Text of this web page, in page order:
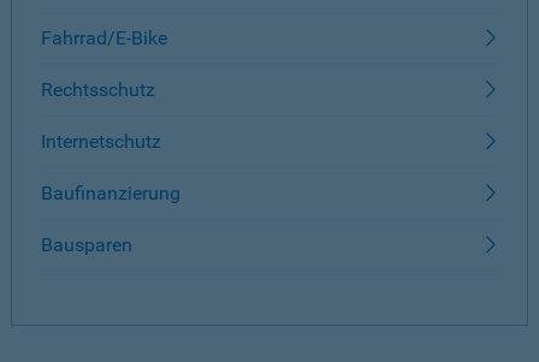
Fahrrad/E-Bike
Rechtsschutz
Internetschutz
Baufinanzierung
Bausparen